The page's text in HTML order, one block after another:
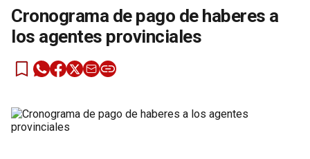
Cronograma de pago de haberes a
los agentes provinciales